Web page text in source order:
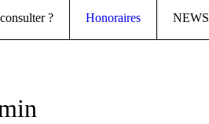
? Honoraires NEWS